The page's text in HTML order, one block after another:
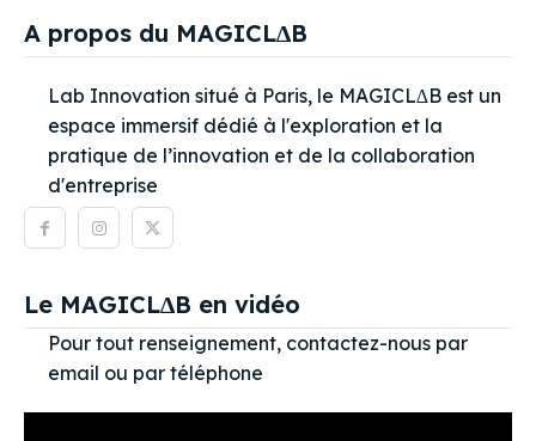
A propos du MAGICL∆B
Lab Innovation situé à Paris, le MAGICL∆B est un
espace immersif dédié à l'exploration et la
pratique de l’innovation et de la collaboration
d'entreprise
Le MAGICL∆B en vidéo
Pour tout renseignement, contactez-nous par
email ou par téléphone